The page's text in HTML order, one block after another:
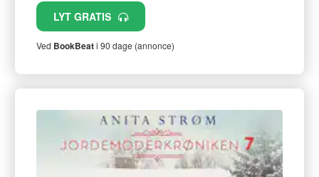
LYT GRATIS
Ved BookBeati 90 dage (annonce)